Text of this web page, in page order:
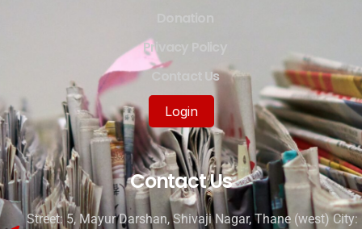
Privacy Policy
Contact Us
Login
Contact Us
Street: 5, Mayur Darshan, Shivaji Nagar, Thane (west) City: